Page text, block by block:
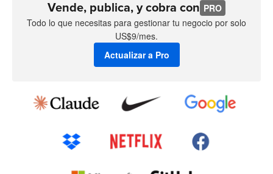
Vende, publica, y cobra con PRO
Todo lo que necesitas para gestionar tu negocio por solo
US$9/mes.
Actualizar a Pro